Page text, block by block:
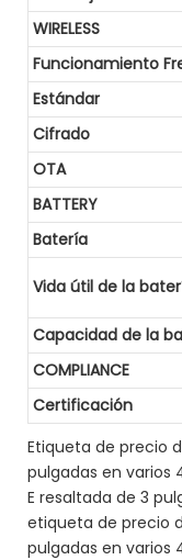
WIRELESS
Funcionamiento
Estándar
Cifrado
OTA
BATTERY
Batería
Vida útil de la
Capacidad de la
COMPLIANCE
Certificación
Etiqueta de precio
pulgadas en varios
E resaltada de 3
etiqueta de precio
pulgadas en varios